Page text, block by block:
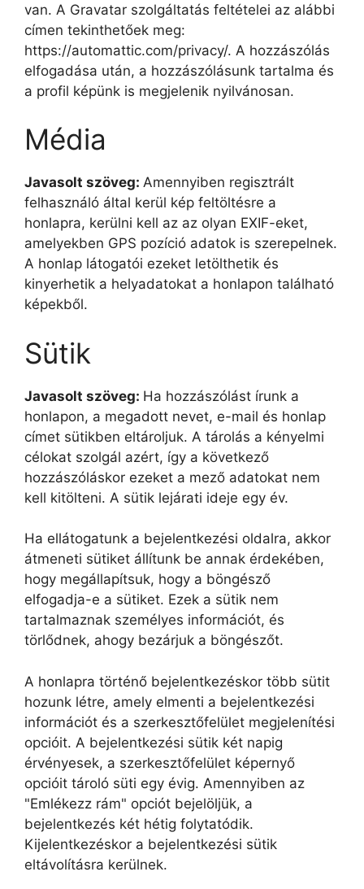
van. A Gravatar szolgáltatás feltételei az alábbi
címen tekinthetőek meg:
https://automattic.com/privacy/. A hozzászólás
elfogadása után, a hozzászólásunk tartalma és
a profil képünk is megjelenik nyilvánosan.
Média
Javasolt szöveg: Amennyiben regisztrált
felhasználó által kerül kép feltöltésre a
honlapra, kerülni kell az az olyan EXIF-eket,
amelyekben GPS pozíció adatok is szerepelnek.
A honlap látogatói ezeket letölthetik és
kinyerhetik a helyadatokat a honlapon található
képekből.
Sütik
Javasolt szöveg: Ha hozzászólást írunk a
honlapon, a megadott nevet, e-mail és honlap
címet sütikben eltároljuk. A tárolás a kényelmi
célokat szolgál azért, így a következő
hozzászóláskor ezeket a mező adatokat nem
kell kitölteni. A sütik lejárati ideje egy év.
Ha ellátogatunk a bejelentkezési oldalra, akkor
átmeneti sütiket állítunk be annak érdekében,
hogy megállapítsuk, hogy a böngésző
elfogadja-e a sütiket. Ezek a sütik nem
tartalmaznak személyes információt, és
törlődnek, ahogy bezárjuk a böngészőt.
A honlapra történő bejelentkezéskor több sütit
hozunk létre, amely elmenti a bejelentkezési
információt és a szerkesztőfelület megjelenítési
opcióit. A bejelentkezési sütik két napig
érvényesek, a szerkesztőfelület képernyő
opcióit tároló süti egy évig. Amennyiben az
"Emlékezz rám" opciót bejelöljük, a
bejelentkezés két hétig folytatódik.
Kijelentkezéskor a bejelentkezési sütik
eltávolításra kerülnek.